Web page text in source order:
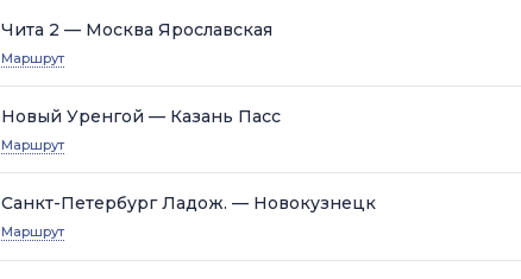
Чита 2 — Москва Ярославская
Маршрут
Новый Уренгой — Казань Пасс
Маршрут
Санкт-Петербург Ладож. — Новокузнецк
Маршрут